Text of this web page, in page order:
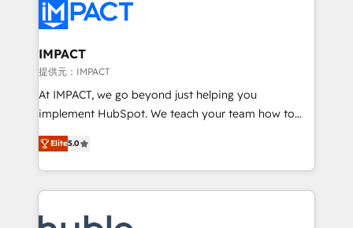
Slash months from your API Integration project... ⬅️
Click "Contact Business" ⬅️ to access 150+ Kickstart
Integration templates that put HubSpot in the center
of your tech stack, syncing... 🛍️ Shopify or
WooCommerce 💲 Stripe or Paypal 💰 Sage or
Netsuite 🤖 Google or Microsoft ✍️ DocuSign or
the rare Advanced "Custom Integrations"
Accreditation, securely sync data across... 🔄 any
new HubSpot portal with Advanced Website and
IMPACT
提供元：IMPACT
At IMPACT, we go beyond just helping you
implement HubSpot. We teach your team how to
master it. As the creators of the Endless Customers
System™ (the next evolution of They Ask, You
Answer), we’re the only HubSpot partner built
entirely around coaching and training. That means
Elite5.0